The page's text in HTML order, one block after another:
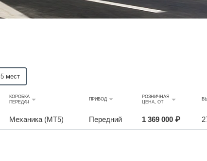
5 мест
КОРОБКА
ПЕРЕДАЧ
ПРИВОД
РОЗНИЧНАЯ
ЦЕНА, ОТ
Механика (MT5) Передний 1 369 000 ₽